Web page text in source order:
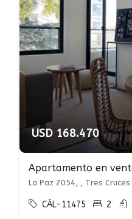
USD 168.470
La Paz 2054, , Tres Cruces
CÁL-11475 2